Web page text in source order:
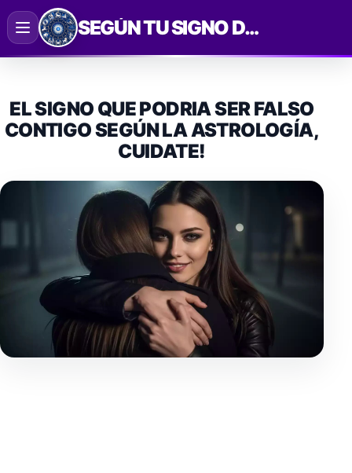
Saltar
al
contenido
SEGÚN TU SIGNO DEL ZODIACO
EL SIGNO QUE PODRIA SER FALSO
CONTIGO SEGÚN LA ASTROLOGÍA,
CUIDATE!